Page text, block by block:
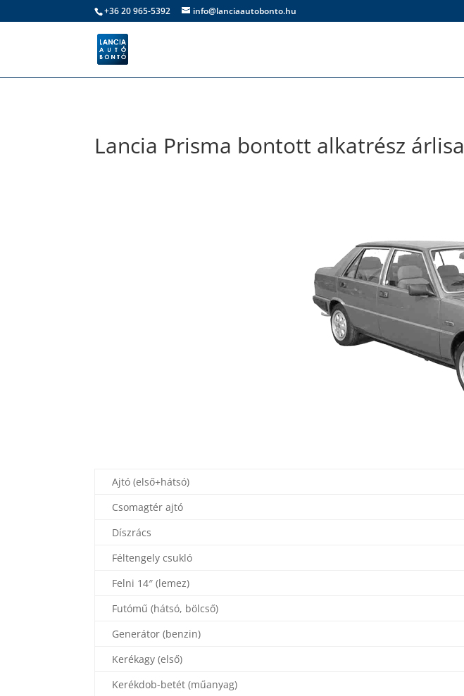
+36 20 965-5392 info@lanciaautobonto.hu
Lancia Prisma bontott alkatrész árlisa
Ajtó (első+hátsó)
Csomagtér ajtó
Díszrács
Féltengely csukló
Felni 14″ (lemez)
Futómű (hátsó, bölcső)
Generátor (benzin)
Kerékagy (első)
Kerékdob-betét (műanyag)